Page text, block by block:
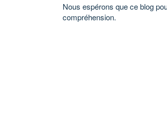
Nous espérons que ce blog
compréhension.